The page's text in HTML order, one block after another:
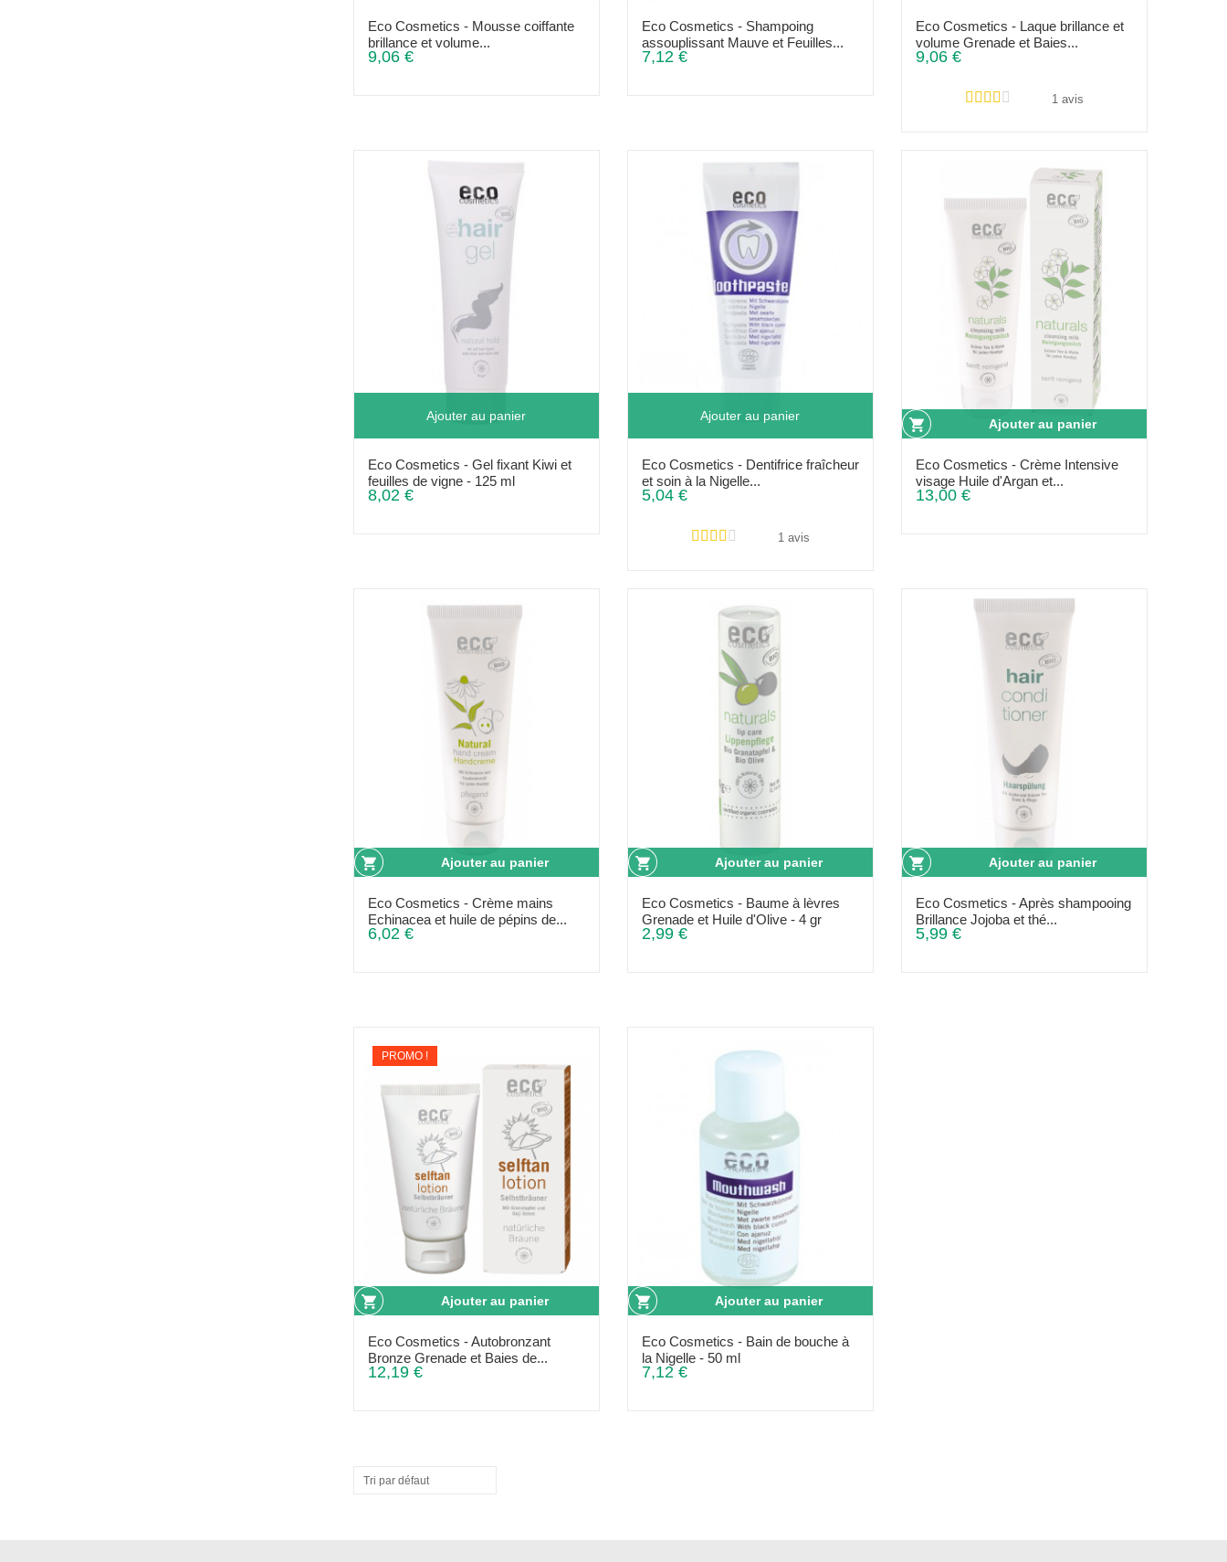
Eco Cosmetics - Mousse coiffante
brillance et volume...
9,06 €
Eco Cosmetics - Shampoing
assouplissant Mauve et Feuilles...
7,12 €
Eco Cosmetics - Laque brillance et
volume Grenade et Baies...
9,06 €
1 avis
Ajouter au panier
Eco Cosmetics - Gel fixant Kiwi et
feuilles de vigne - 125 ml
8,02 €
Ajouter au panier
Eco Cosmetics - Dentifrice fraîcheur
et soin à la Nigelle...
5,04 €
1 avis
Ajouter au panier
Eco Cosmetics - Crème Intensive
visage Huile d'Argan et...
13,00 €
Ajouter au panier
Eco Cosmetics - Crème mains
Echinacea et huile de pépins de...
6,02 €
Ajouter au panier
Eco Cosmetics - Baume à lèvres
Grenade et Huile d'Olive - 4 gr
2,99 €
Ajouter au panier
Eco Cosmetics - Après shampooing
Brillance Jojoba et thé...
5,99 €
PROMO !
Ajouter au panier
Eco Cosmetics - Autobronzant
Bronze Grenade et Baies de...
12,19 €
Ajouter au panier
Eco Cosmetics - Bain de bouche à
la Nigelle - 50 ml
7,12 €
Tri par défaut